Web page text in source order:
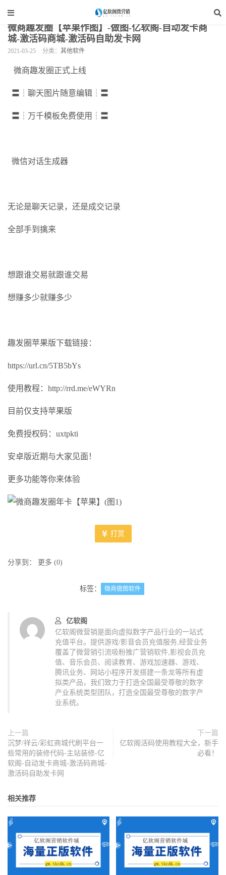
当前位置： 综合营销软件 > 其他软件
微商趣发圈【苹果作图】-做图-亿软阁-自动发卡商
城-激活码商城-激活码自助发卡网
2021-03-25 分类： 其他软件
微商趣发圈正式上线
〓┆聊天图片随意编辑┆〓
〓┆万千模板免费使用┆〓
微信对话生成器
无论是聊天记录，还是成交记录
全部手到擒来
想跟谁交易就跟谁交易
想赚多少就赚多少
趣发圈苹果版下载链接：
https://url.cn/5TB5bYs
使用教程：http://rrd.me/eWYRn
目前仅支持苹果版
免费授权码：uxtpkti
安卓版近期与大家见面！
更多功能等你来体验
打赏
分享到： 更多 (0)
标签： 微商做图软件
亿软阁
亿软阁微营销是面向虚拟数字产品行业的一站式
充值平台。提供游戏/影音会员充值服务,经营业务
覆盖了微营销引流吸粉推广营销软件,影视会员充
值、音乐会员、阅读教育、游戏加速器、游戏、
腾讯业务、网站小程序开发搭建一条龙等所有虚
拟类产品，我们致力于打造全国最受尊敬的数字
产业系统类型团队，打造全国最受尊敬的数字产
业系统。
上一篇
沉梦/祥云/彩虹商城代刷平台一
些常用的装修代码-主站装修-亿
软阁-自动发卡商城-激活码商城-
激活码自助发卡网
下一篇
亿软阁活码使用教程大全，新手
必看！
相关推荐